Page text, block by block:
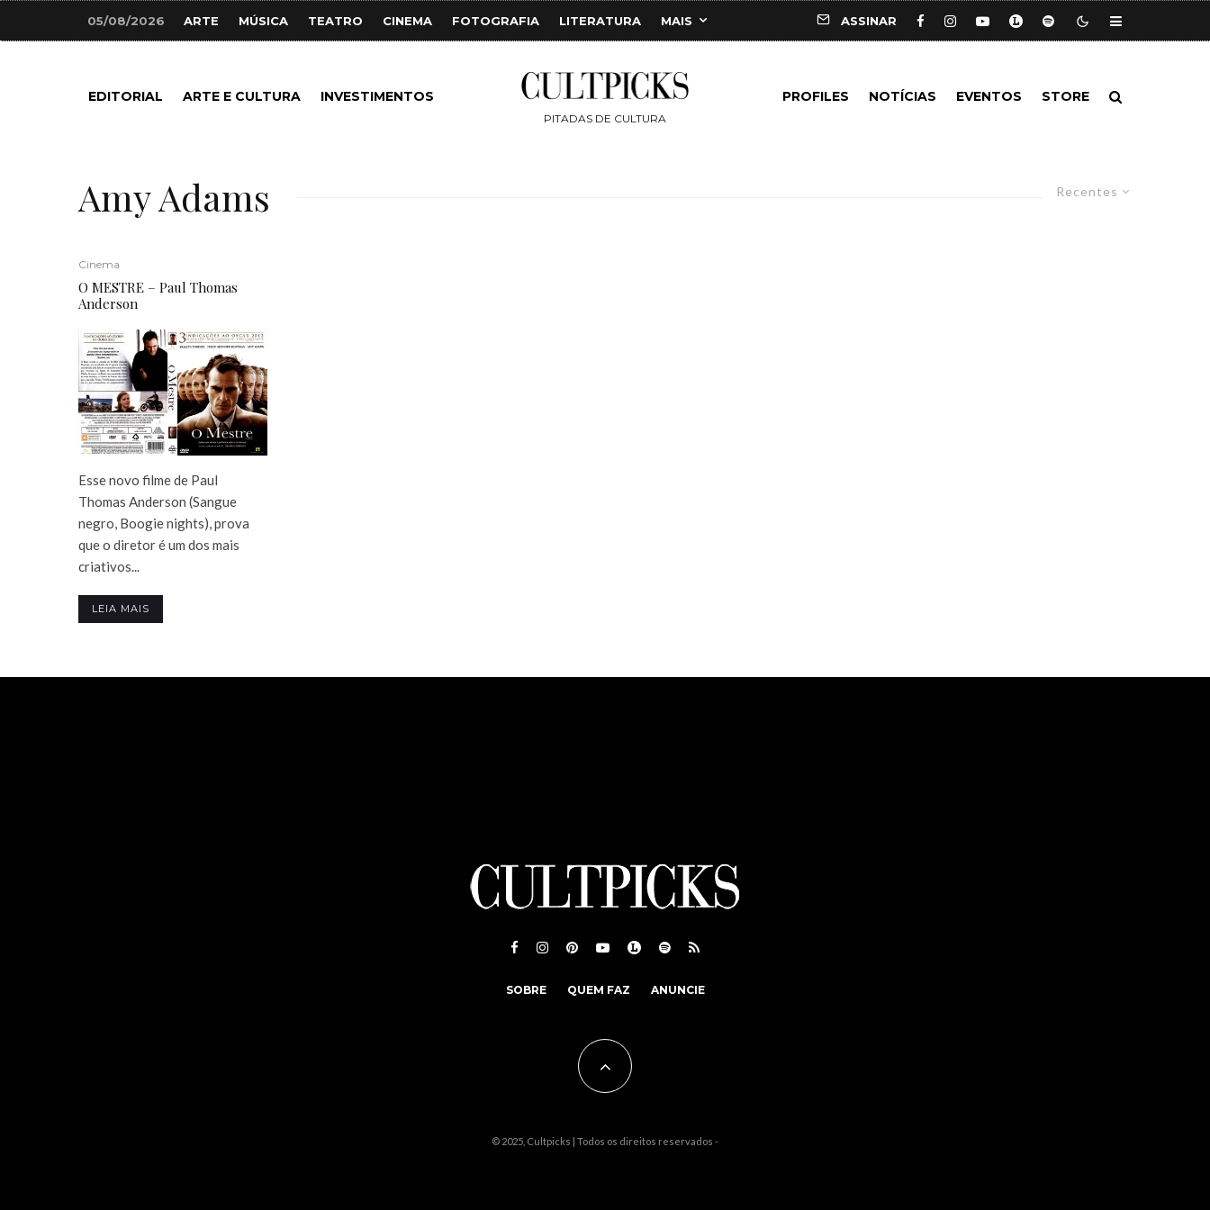
05/08/2026 ARTE MÚSICA TEATRO CINEMA FOTOGRAFIA LITERATURA MAIS ASSINAR
EDITORIAL ARTE E CULTURA INVESTIMENTOS
PITADAS DE CULTURA
PROFILES NOTÍCIAS EVENTOS STORE
Recentes
Amy Adams
Cinema
O MESTRE – Paul Thomas
Anderson
Esse novo filme de Paul
Thomas Anderson (Sangue
negro, Boogie nights), prova
que o diretor é um dos mais
criativos...
LEIA MAIS
SOBRE QUEM FAZ ANUNCIE
© 2025, Cultpicks | Todos os direitos reservados -